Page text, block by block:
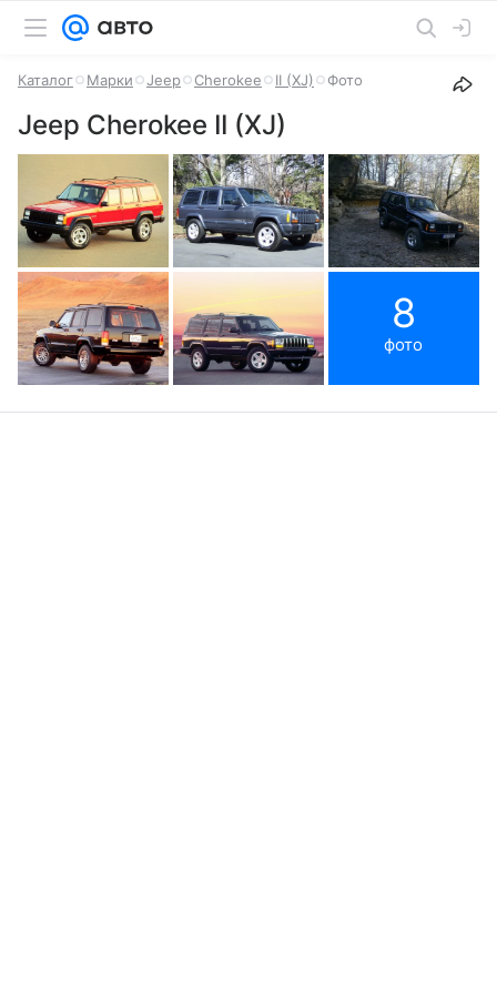
Каталог Марки Jeep Cherokee II (XJ) Фото
Jeep Cherokee II (XJ)
8
фото